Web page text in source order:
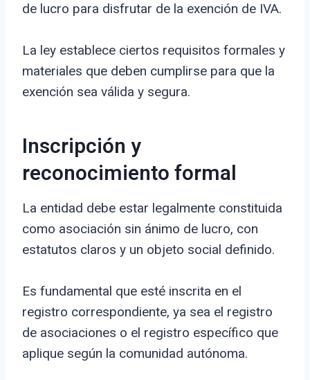
de lucro para disfrutar de la exención de IVA.
La ley establece ciertos requisitos formales y
materiales que deben cumplirse para que la
exención sea válida y segura.
Inscripción y
reconocimiento formal
La entidad debe estar legalmente constituida
como asociación sin ánimo de lucro, con
estatutos claros y un objeto social definido.
Es fundamental que esté inscrita en el
registro correspondiente, ya sea el registro
de asociaciones o el registro específico que
aplique según la comunidad autónoma.